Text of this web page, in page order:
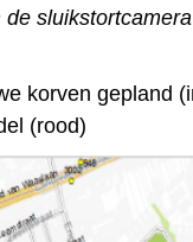
korven gepland
(rood)